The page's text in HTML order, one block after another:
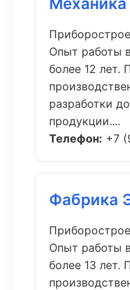
Опыт работы
более 12 лет.
разработки
продукции....
Телефон: +7
Фабрика
Опыт работы
более 13 лет.